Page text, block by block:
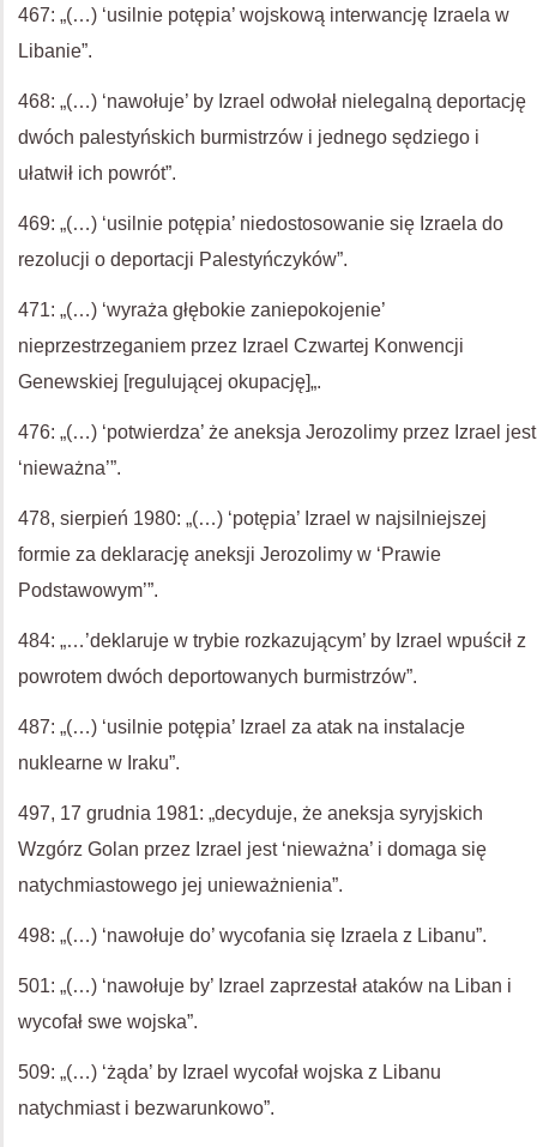
467: „(…) ‘usilnie potępia’ wojskową interwancję Izraela w
Libanie”.
468: „(…) ‘nawołuje’ by Izrael odwołał nielegalną deportację
dwóch palestyńskich burmistrzów i jednego sędziego i
ułatwił ich powrót”.
469: „(…) ‘usilnie potępia’ niedostosowanie się Izraela do
rezolucji o deportacji Palestyńczyków”.
471: „(…) ‘wyraża głębokie zaniepokojenie’
nieprzestrzeganiem przez Izrael Czwartej Konwencji
Genewskiej [regulującej okupację]„.
476: „(…) ‘potwierdza’ że aneksja Jerozolimy przez Izrael jest
‘nieważna’”.
478, sierpień 1980: „(…) ‘potępia’ Izrael w najsilniejszej
formie za deklarację aneksji Jerozolimy w ‘Prawie
Podstawowym’”.
484: „…’deklaruje w trybie rozkazującym’ by Izrael wpuścił z
powrotem dwóch deportowanych burmistrzów”.
487: „(…) ‘usilnie potępia’ Izrael za atak na instalacje
nuklearne w Iraku”.
497, 17 grudnia 1981: „decyduje, że aneksja syryjskich
Wzgórz Golan przez Izrael jest ‘nieważna’ i domaga się
natychmiastowego jej unieważnienia”.
498: „(…) ‘nawołuje do’ wycofania się Izraela z Libanu”.
501: „(…) ‘nawołuje by’ Izrael zaprzestał ataków na Liban i
wycofał swe wojska”.
509: „(…) ‘żąda’ by Izrael wycofał wojska z Libanu
natychmiast i bezwarunkowo”.